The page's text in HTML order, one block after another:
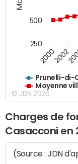
Prunelli-di-
Moyenne
20002002
250
500
© JDN 2026
Charges de
Casacconi en
(Source : JDN